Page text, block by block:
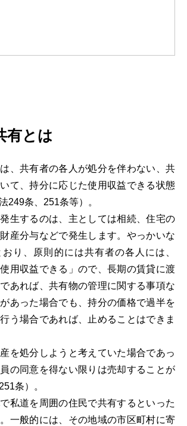
有とは
、共有者の各人が処分を伴わない、共
て、持分に応じた使用収益できる状態
249条、251条等）。
生するのは、主としては相続、住宅の
産分与などで発生します。やっかいな
り、原則的には共有者の各人には、
使用収益できる」ので、長期の賃貸に渡
あれば、共有物の管理に関する事項な
あった場合でも、持分の価格で過半を
う場合であれば、止めることはできま
を処分しようと考えていた場合であっ
の同意を得ない限りは売却することが
条）。
私道を周囲の住民で共有するといった
一般的には、その地域の市区町村に寄